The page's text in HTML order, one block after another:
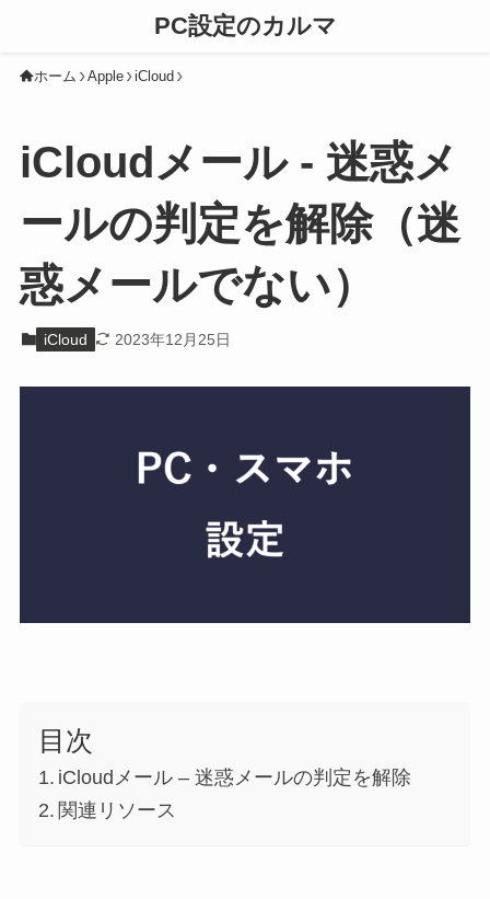
PC設定のカルマ
ホーム Apple iCloud
iCloudメール - 迷惑メ
ールの判定を解除（迷
惑メールでない）
iCloud 2023年12月25日
目次
iCloudメール – 迷惑メールの判定を解除
関連リソース